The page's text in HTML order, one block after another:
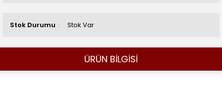
Stok Durumu Stok Var
ÜRÜN BİLGİSİ